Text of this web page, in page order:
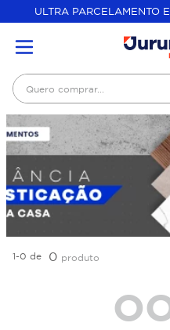
ULTRA PARCELAMENTO
Quero comprar...
1-0 de 0 produto